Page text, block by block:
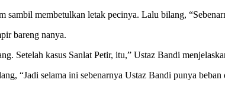
sambil membetulkan letak pecinya. Lalu bilang,
bareng nanya.
Setelah kasus Sanlat Petir, itu,” Ustaz Bandi
“Jadi selama ini sebenarnya Ustaz Bandi punya